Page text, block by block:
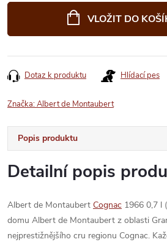
VLOŽIT DO
Dotaz k produktu Hlídací pes
Značka:Albert de Montaubert
Popis produktu
Detailní popis
Albert de Montaubert Cognac 1966 0,7 l
domu Albert de Montaubert z oblasti
nejprestižnějšího cru regionu Cognac.